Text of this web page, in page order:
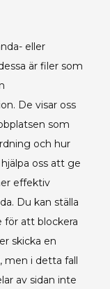
eller
är filer som
De visar oss
som
och hur
oss att ge
effektiv
Du kan ställa
för att blockera
skicka en
men i detta fall
av sidan inte